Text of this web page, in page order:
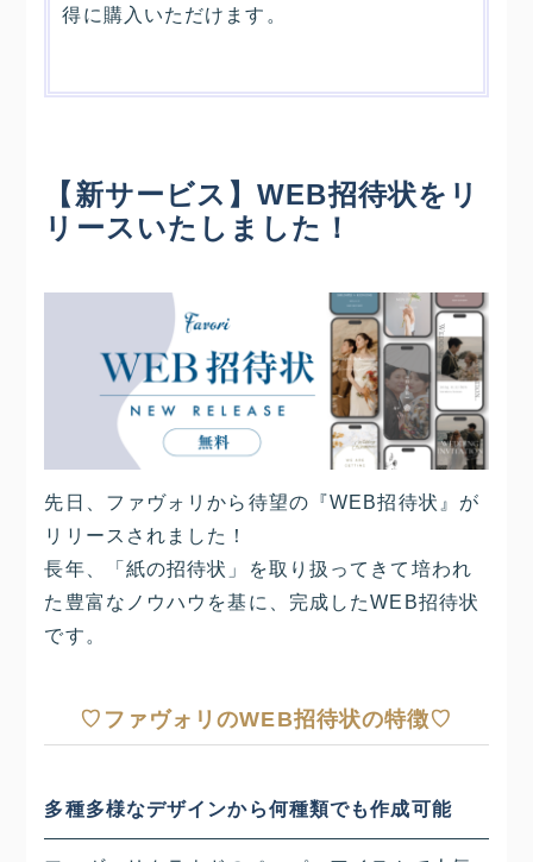
得に購入いただけます。
【新サービス】WEB招待状をリ
リースいたしました！
先日、ファヴォリから待望の『WEB招待状』が
リリースされました！
長年、「紙の招待状」を取り扱ってきて培われ
た豊富なノウハウを基に、完成したWEB招待状
です。
♡ファヴォリのWEB招待状の特徴♡
多種多様なデザインから何種類でも作成可能